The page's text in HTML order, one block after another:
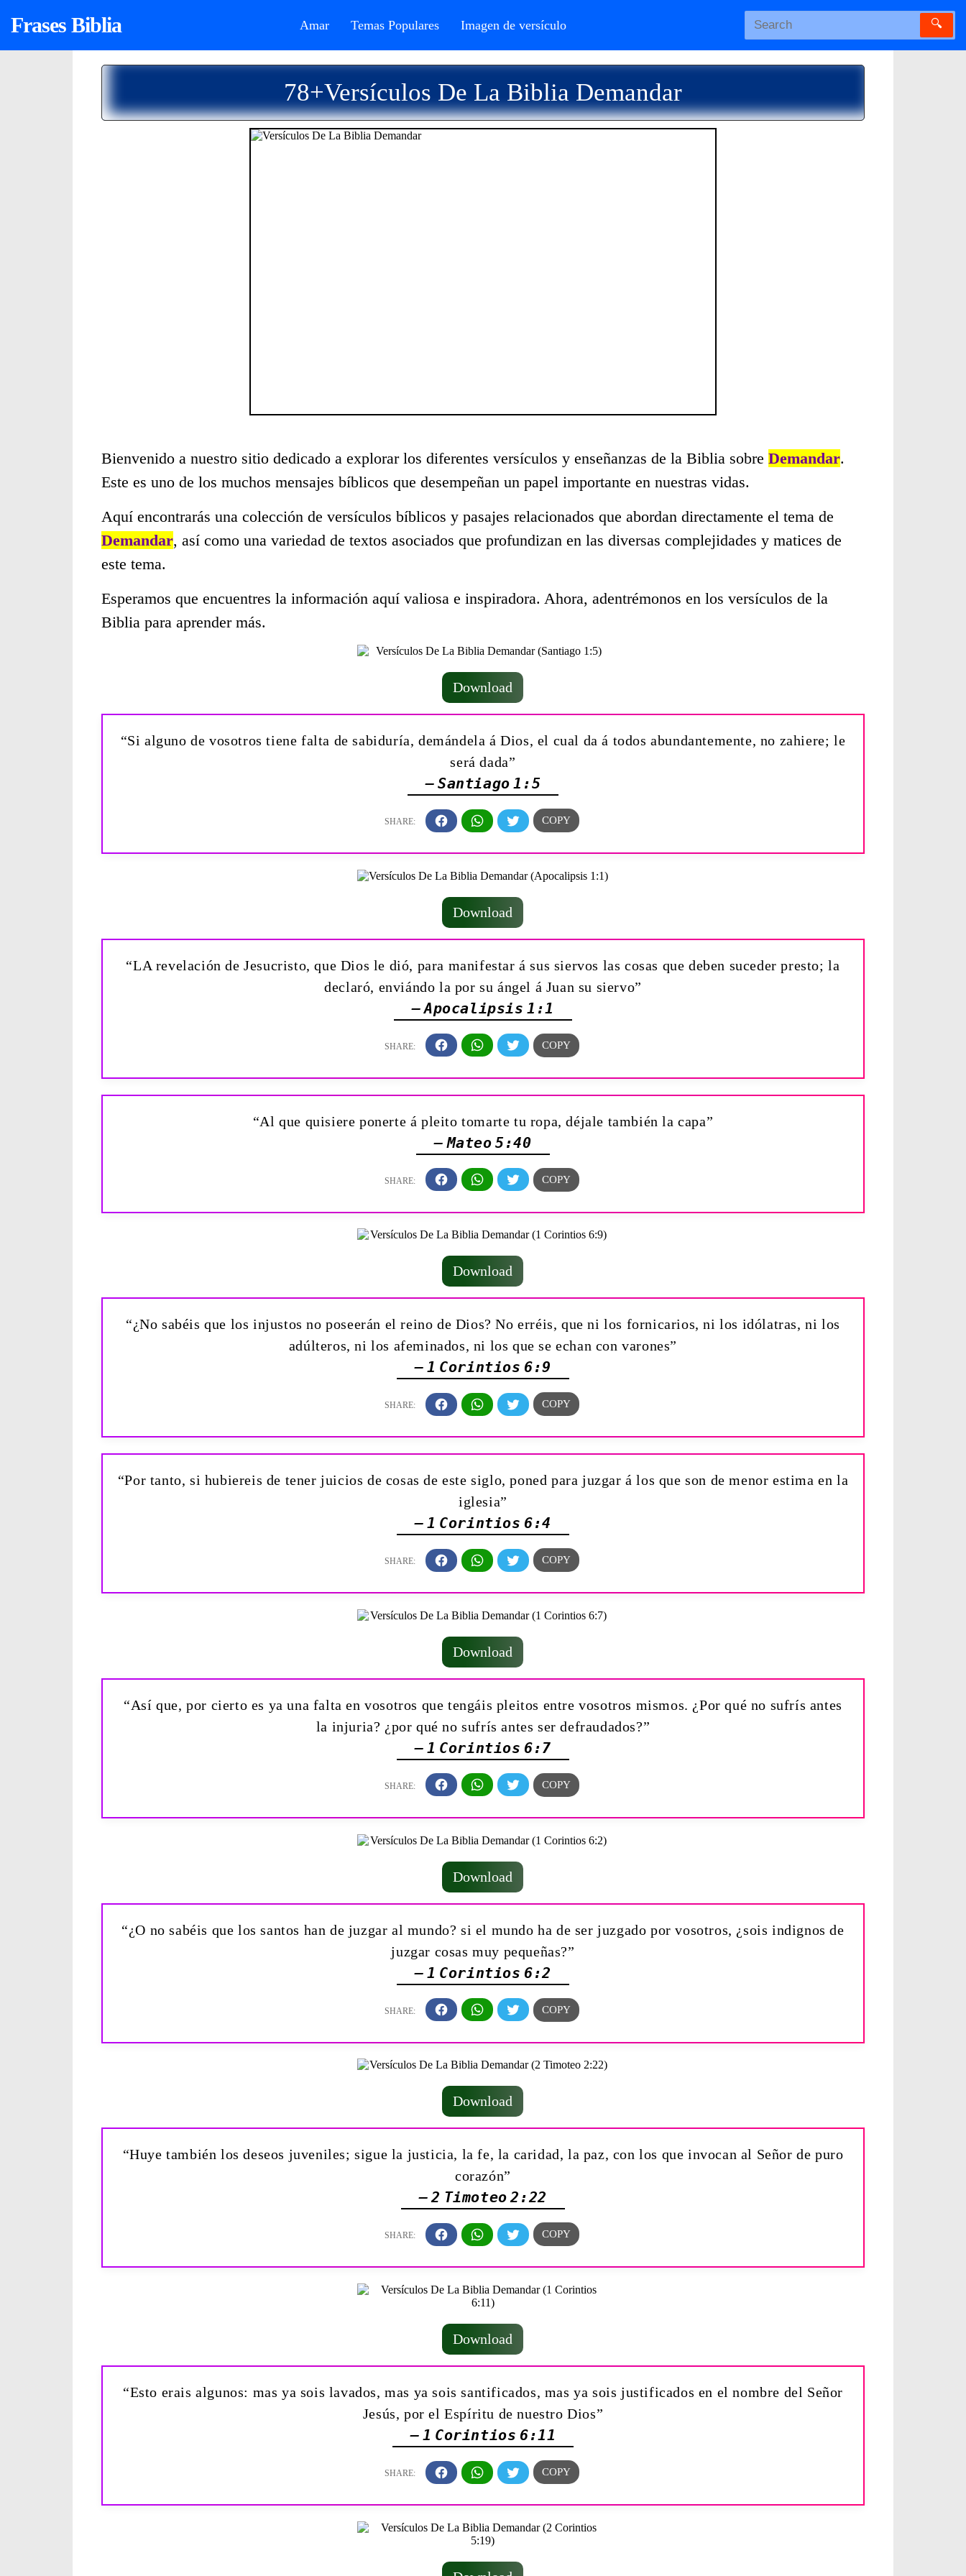
Frases Biblia Amar Temas Populares Imagen de versículo 🔍
78+Versículos De La Biblia Demandar
Bienvenido a nuestro sitio dedicado a explorar los diferentes versículos y enseñanzas de la Biblia sobre Demandar.
Este es uno de los muchos mensajes bíblicos que desempeñan un papel importante en nuestras vidas.
Aquí encontrarás una colección de versículos bíblicos y pasajes relacionados que abordan directamente el tema de
Demandar, así como una variedad de textos asociados que profundizan en las diversas complejidades y matices de
este tema.
Esperamos que encuentres la información aquí valiosa e inspiradora. Ahora, adentrémonos en los versículos de la
Biblia para aprender más.
Download
“Si alguno de vosotros tiene falta de sabiduría, demándela á Dios, el cual da á todos abundantemente, no zahiere; le
será dada”
— Santiago 1:5
Download
“LA revelación de Jesucristo, que Dios le dió, para manifestar á sus siervos las cosas que deben suceder presto; la
declaró, enviándo la por su ángel á Juan su siervo”
— Apocalipsis 1:1
“Al que quisiere ponerte á pleito tomarte tu ropa, déjale también la capa”
— Mateo 5:40
Download
“¿No sabéis que los injustos no poseerán el reino de Dios? No erréis, que ni los fornicarios, ni los idólatras, ni los
adúlteros, ni los afeminados, ni los que se echan con varones”
— 1 Corintios 6:9
“Por tanto, si hubiereis de tener juicios de cosas de este siglo, poned para juzgar á los que son de menor estima en la
iglesia”
— 1 Corintios 6:4
Download
“Así que, por cierto es ya una falta en vosotros que tengáis pleitos entre vosotros mismos. ¿Por qué no sufrís antes
la injuria? ¿por qué no sufrís antes ser defraudados?”
— 1 Corintios 6:7
Download
“¿O no sabéis que los santos han de juzgar al mundo? si el mundo ha de ser juzgado por vosotros, ¿sois indignos de
juzgar cosas muy pequeñas?”
— 1 Corintios 6:2
Download
“Huye también los deseos juveniles; sigue la justicia, la fe, la caridad, la paz, con los que invocan al Señor de puro
corazón”
— 2 Timoteo 2:22
Download
“Esto erais algunos: mas ya sois lavados, mas ya sois santificados, mas ya sois justificados en el nombre del Señor
Jesús, por el Espíritu de nuestro Dios”
— 1 Corintios 6:11